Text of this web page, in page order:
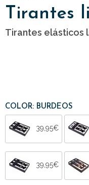
Tirantes
Tirantes elásticos
COLOR: BURDEOS
39,95€
39,95€